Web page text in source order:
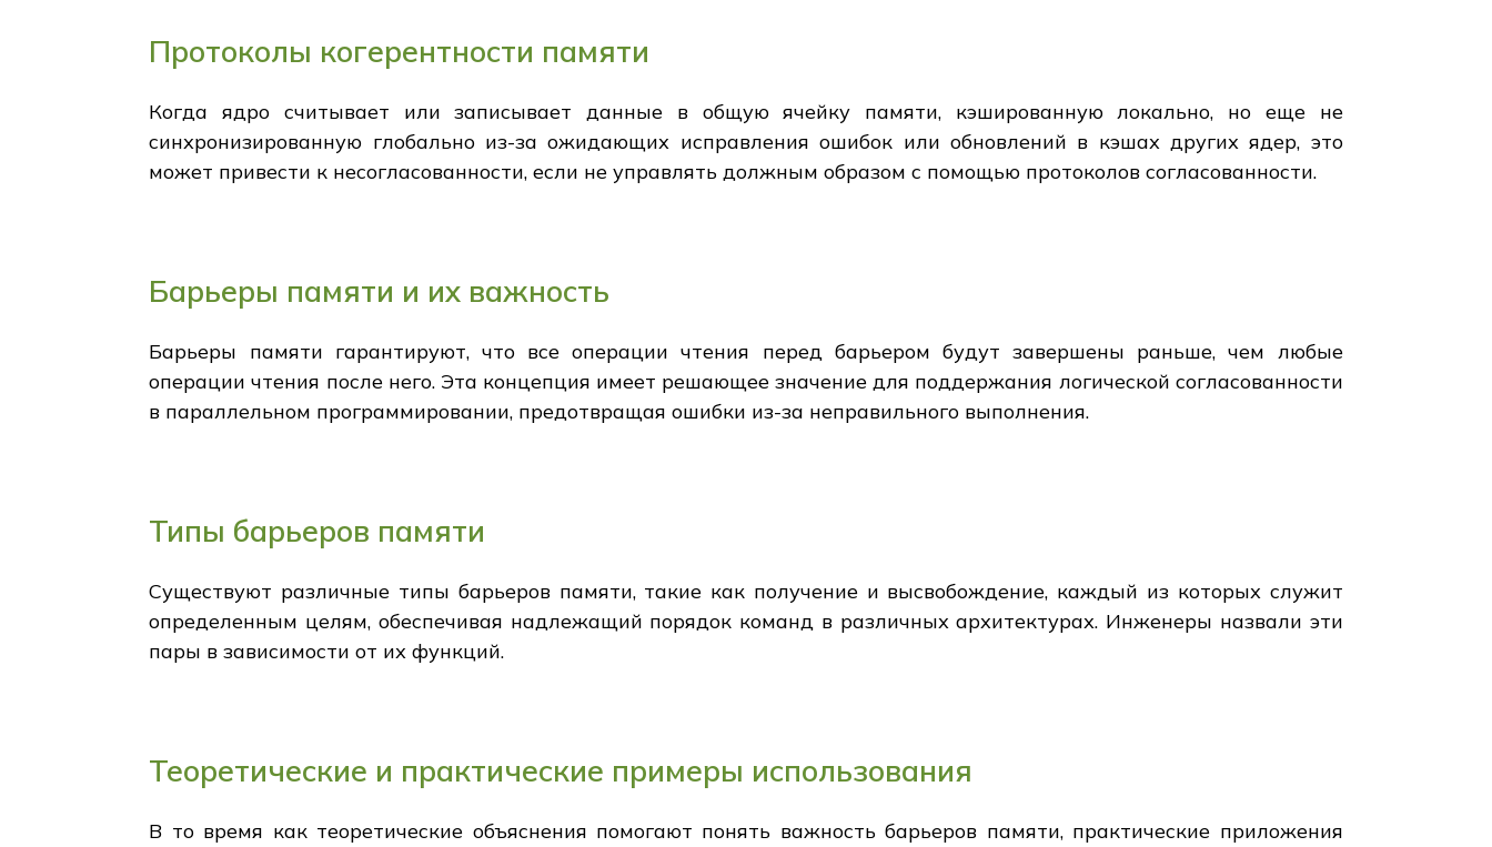
Протоколы когерентности памяти
Когда ядро считывает или записывает данные в общую ячейку памяти, кэшированную локально, но еще не
синхронизированную глобально из-за ожидающих исправления ошибок или обновлений в кэшах других ядер, это
может привести к несогласованности, если не управлять должным образом с помощью протоколов согласованности.
Барьеры памяти и их важность
Барьеры памяти гарантируют, что все операции чтения перед барьером будут завершены раньше, чем любые
операции чтения после него. Эта концепция имеет решающее значение для поддержания логической согласованности
в параллельном программировании, предотвращая ошибки из-за неправильного выполнения.
Типы барьеров памяти
Существуют различные типы барьеров памяти, такие как получение и высвобождение, каждый из которых служит
определенным целям, обеспечивая надлежащий порядок команд в различных архитектурах. Инженеры назвали эти
пары в зависимости от их функций.
Теоретические и практические примеры использования
В то время как теоретические объяснения помогают понять важность барьеров памяти, практические приложения